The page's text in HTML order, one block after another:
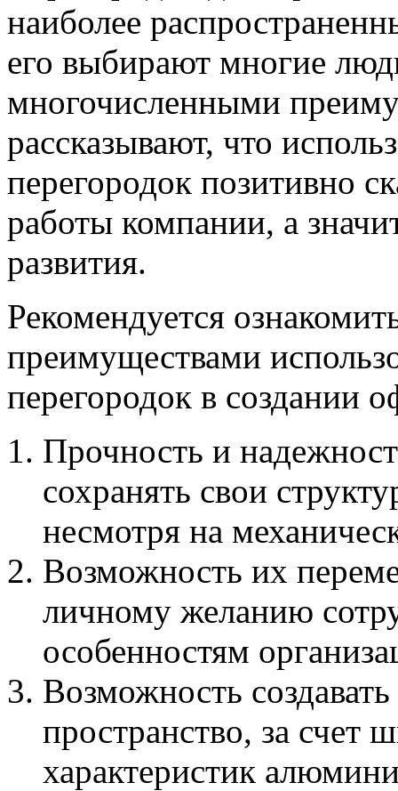
наиболее
его выбирают многие
многочисленными
рассказывают, что
перегородок позитивно
работы компании, а
развития.
Рекомендуется
преимуществами
перегородок в создании
Прочность и
сохранять свои
несмотря на
Возможность их
личному желанию
особенностям
Возможность
пространство, за счет
характеристик